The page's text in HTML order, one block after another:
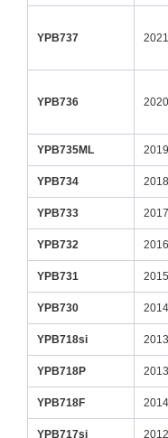
YPB737
YPB736
YPB735ML
YPB734
YPB733
YPB732
YPB731
YPB730
YPB718si
YPB718P
YPB718F
YPB717si